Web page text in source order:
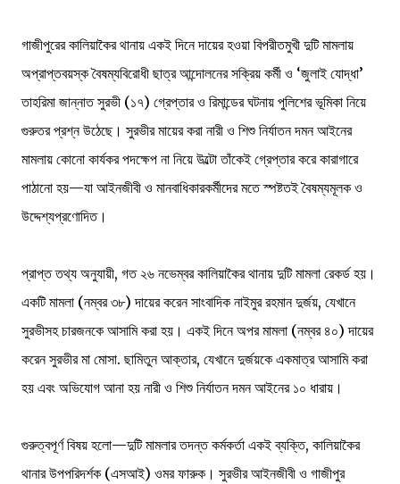
গাজীপুরের কালিয়াকৈর থানায় একই দিনে দায়ের হওয়া বিপরীতমুখী দুটি মামলায়
অপ্রাপ্তবয়স্ক বৈষম্যবিরোধী ছাত্র আন্দোলনের সক্রিয় কর্মী ও ‘জুলাই যোদ্ধা’
তাহরিমা জান্নাত সুরভী (১৭) গ্রেপ্তার ও রিমান্ডের ঘটনায় পুলিশের ভূমিকা নিয়ে
গুরুতর প্রশ্ন উঠেছে। সুরভীর মায়ের করা নারী ও শিশু নির্যাতন দমন আইনের
মামলায় কোনো কার্যকর পদক্ষেপ না নিয়ে উল্টো তাঁকেই গ্রেপ্তার করে কারাগারে
পাঠানো হয়—যা আইনজীবী ও মানবাধিকারকর্মীদের মতে স্পষ্টতই বৈষম্যমূলক ও
উদ্দেশ্যপ্রণোদিত।
প্রাপ্ত তথ্য অনুযায়ী, গত ২৬ নভেম্বর কালিয়াকৈর থানায় দুটি মামলা রেকর্ড হয়।
একটি মামলা (নম্বর ৩৮) দায়ের করেন সাংবাদিক নাইমুর রহমান দুর্জয়, যেখানে
সুরভীসহ চারজনকে আসামি করা হয়। একই দিনে অপর মামলা (নম্বর ৪০) দায়ের
করেন সুরভীর মা মোসা. ছামিতুন আক্তার, যেখানে দুর্জয়কে একমাত্র আসামি করা
হয় এবং অভিযোগ আনা হয় নারী ও শিশু নির্যাতন দমন আইনের ১০ ধারায়।
গুরুত্বপূর্ণ বিষয় হলো—দুটি মামলার তদন্ত কর্মকর্তা একই ব্যক্তি, কালিয়াকৈর
থানার উপপরিদর্শক (এসআই) ওমর ফারুক। সুরভীর আইনজীবী ও গাজীপুর